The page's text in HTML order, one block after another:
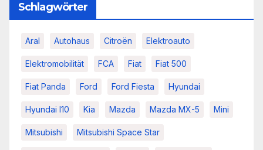
Schlagwörter
Aral Autohaus Citroën Elektroauto
Elektromobilität FCA Fiat Fiat 500
Fiat Panda Ford Ford Fiesta Hyundai
Hyundai I10 Kia Mazda Mazda MX-5 Mini
Mitsubishi Mitsubishi Space Star